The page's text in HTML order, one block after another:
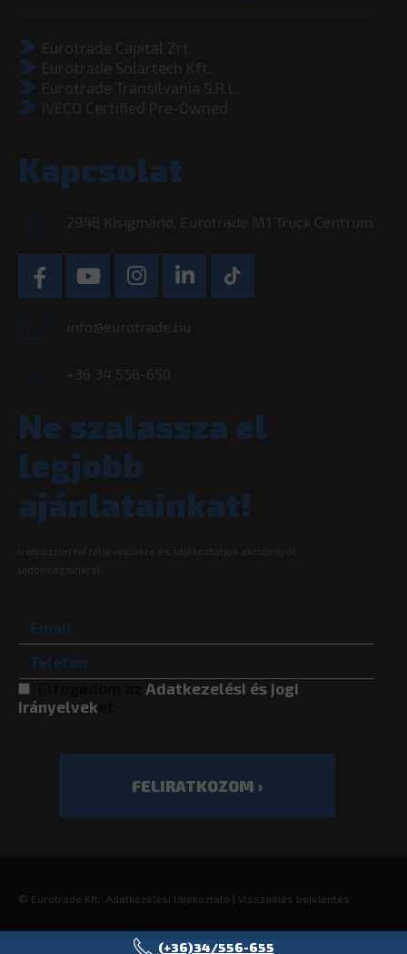
Eurotrade Capital Zrt.
Eurotrade Solartech Kft.
Eurotrade Transilvania S.R.L.
IVECO Certified Pre-Owned
Kapcsolat
2948 Kisigmánd, Eurotrade M1 Truck Centrum
info@eurotrade.hu
+36 34 556-650
Ne szalassza el
legjobb
ajánlatainkat!
Iratkozzon fel hírlevelünkre és tájékoztatjuk akcióinkról,
újdonságainkról.
Adatkezelési és jogi
irányelvek
© Eurotrade Kft. Adatkezelési tájékoztató Visszaélés bejelentés
(+36)34/556-655